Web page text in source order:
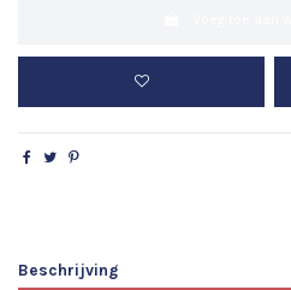
Beschrijving